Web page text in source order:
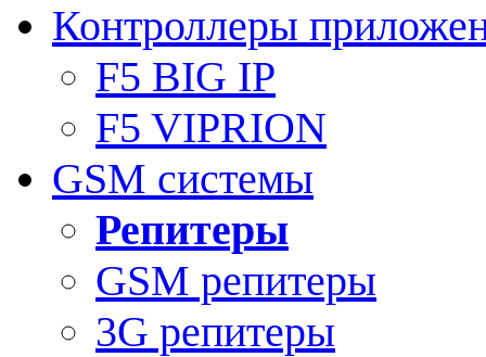
Контроллеры
F5 BIG IP
F5 VIPRION
GSM системы
Репитеры
GSM репитеры
3G репитеры